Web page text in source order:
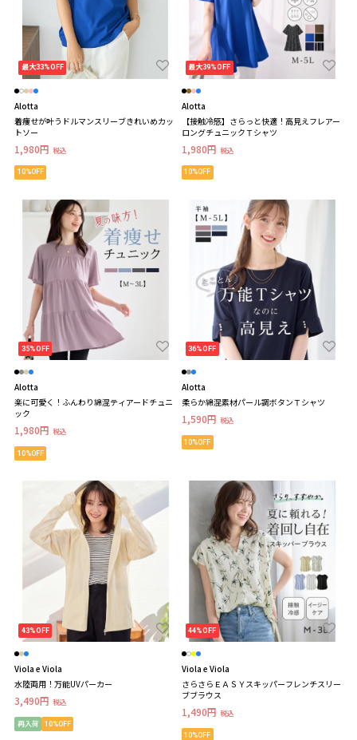
最大33%OFF
Alotta
着痩せが叶うドルマンスリーブきれいめカッ
トソー
1,980円 税込
10%OFF
最大39%OFF
Alotta
【接触冷感】さらっと快適！高見えフレアー
ロングチュニックＴシャツ
1,980円 税込
10%OFF
35%OFF
Alotta
楽に可愛く！ふんわり綿混ティアードチュニ
ック
1,980円 税込
10%OFF
36%OFF
Alotta
柔らか綿混素材パール調ボタンＴシャツ
1,590円 税込
10%OFF
43%OFF
Viola e Viola
水陸両用！万能UVパーカー
3,490円 税込
再入荷 10%OFF
44%OFF
Viola e Viola
さらさらＥＡＳＹスキッパーフレンチスリー
ブブラウス
1,490円 税込
10%OFF